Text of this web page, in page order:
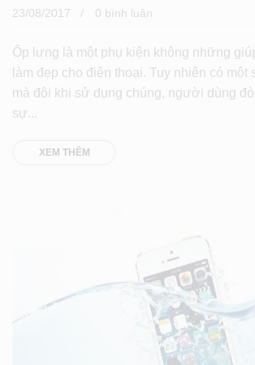
23/08/2017 0 bình luân
Ốp lưng là một phụ kiện không những
làm đẹp cho điện thoại. Tuy nhiên có một
mà đôi khi sử dụng chúng, người dùng
sự...
XEM THÊM